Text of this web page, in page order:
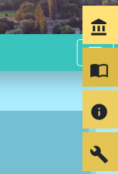
menu
account_balance
import_contacts
info
build